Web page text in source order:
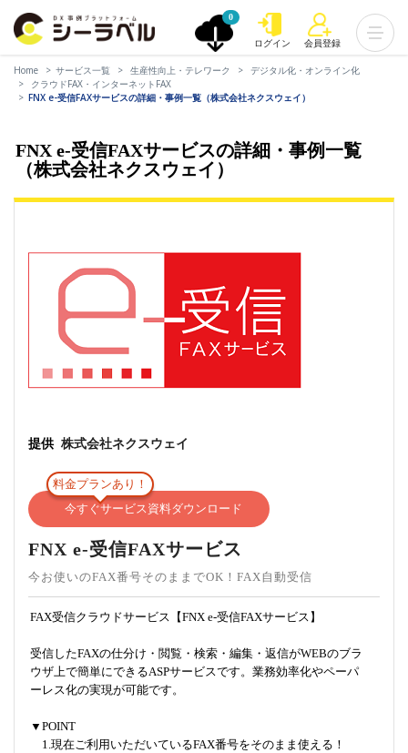
0
ログイン 会員登録
Home サービス一覧 生産性向上・テレワーク
デジタル化・オンライン化
クラウドFAX・インターネットFAX
FNX e-受信FAXサービスの詳細・事例一覧（株式会社ネクスウェイ）
FNX e-受信FAXサービスの詳細・事例一覧
（株式会社ネクスウェイ）
提供 株式会社ネクスウェイ
料金プランあり！
今すぐサービス資料ダウンロード
FNX e-受信FAXサービス
今お使いのFAX番号そのままでOK！FAX自動受信
FAX受信クラウドサービス【FNX e-受信FAXサービス】
受信したFAXの仕分け・閲覧・検索・編集・返信がWEBのブラ
ウザ上で簡単にできるASPサービスです。業務効率化やペーパ
ーレス化の実現が可能です。
▼POINT
1.現在ご利用いただいているFAX番号をそのまま使える！